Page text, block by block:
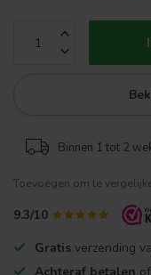
Binnen 1 tot 2
Toevoegen om te
9.3/10
Gratis verzending
Achteraf betalen